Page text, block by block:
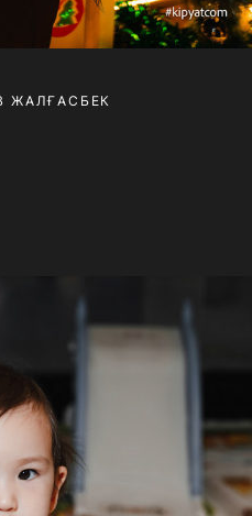
ЖАЛҒАСБЕК